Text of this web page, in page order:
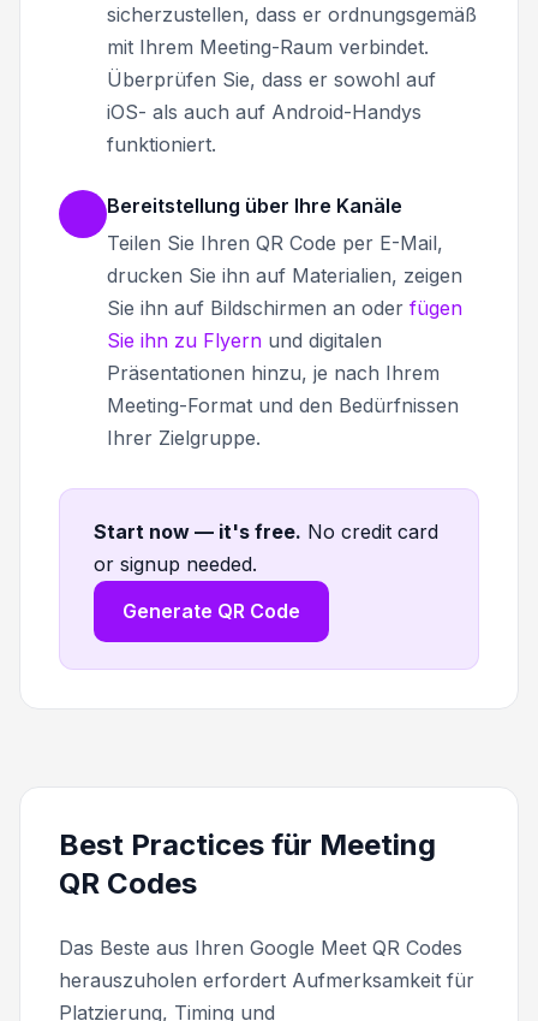
sicherzustellen, dass er ordnungsgemäß
mit Ihrem Meeting-Raum verbindet.
Überprüfen Sie, dass er sowohl auf
iOS- als auch auf Android-Handys
funktioniert.
Bereitstellung über Ihre Kanäle
Teilen Sie Ihren QR Code per E-Mail,
drucken Sie ihn auf Materialien, zeigen
Sie ihn auf Bildschirmen an oder fügen
Sie ihn zu Flyern und digitalen
Präsentationen hinzu, je nach Ihrem
Meeting-Format und den Bedürfnissen
Ihrer Zielgruppe.
Start now — it's free. No credit card
or signup needed.
Generate QR Code
Best Practices für Meeting
QR Codes
Das Beste aus Ihren Google Meet QR Codes
herauszuholen erfordert Aufmerksamkeit für
Platzierung, Timing und